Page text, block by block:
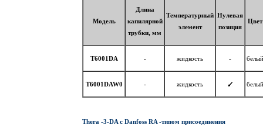
Модель
Длина
капилярной
трубки, мм
Температурный
элемент
Нулевая
позиция
Цвет
T6001DA - жидкость - белый
T6001DAW0 - жидкость белый
Thera -3-DA c Danfoss RA -типом присоединения